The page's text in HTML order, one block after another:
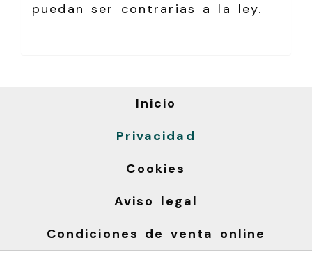
puedan ser contrarias a la ley.
Inicio
Privacidad
Cookies
Aviso legal
Condiciones de venta online